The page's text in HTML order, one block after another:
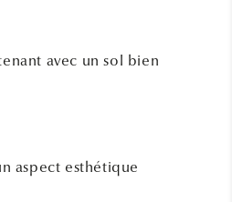
avec un sol bien
aspect esthétique